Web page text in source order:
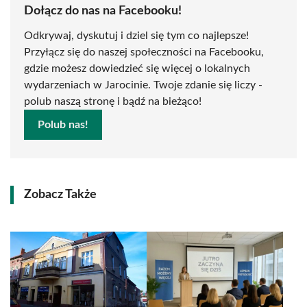
Dołącz do nas na Facebooku!
Odkrywaj, dyskutuj i dziel się tym co najlepsze!
Przyłącz się do naszej społeczności na Facebooku,
gdzie możesz dowiedzieć się więcej o lokalnych
wydarzeniach w Jarocinie. Twoje zdanie się liczy -
polub naszą stronę i bądź na bieżąco!
Polub nas!
Zobacz Także